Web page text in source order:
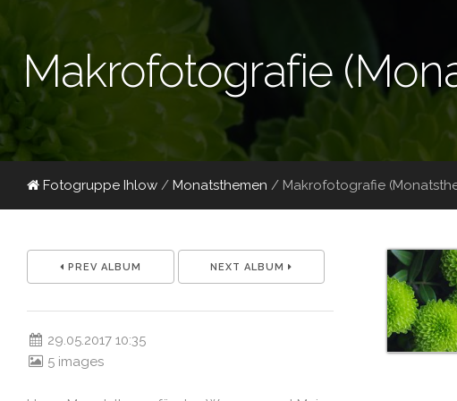
Makrofotografie
Fotogruppe Ihlow / Monatsthemen / Makrofotografie
PREV ALBUM NEXT ALBUM
29.05.2017 10:35
5 images